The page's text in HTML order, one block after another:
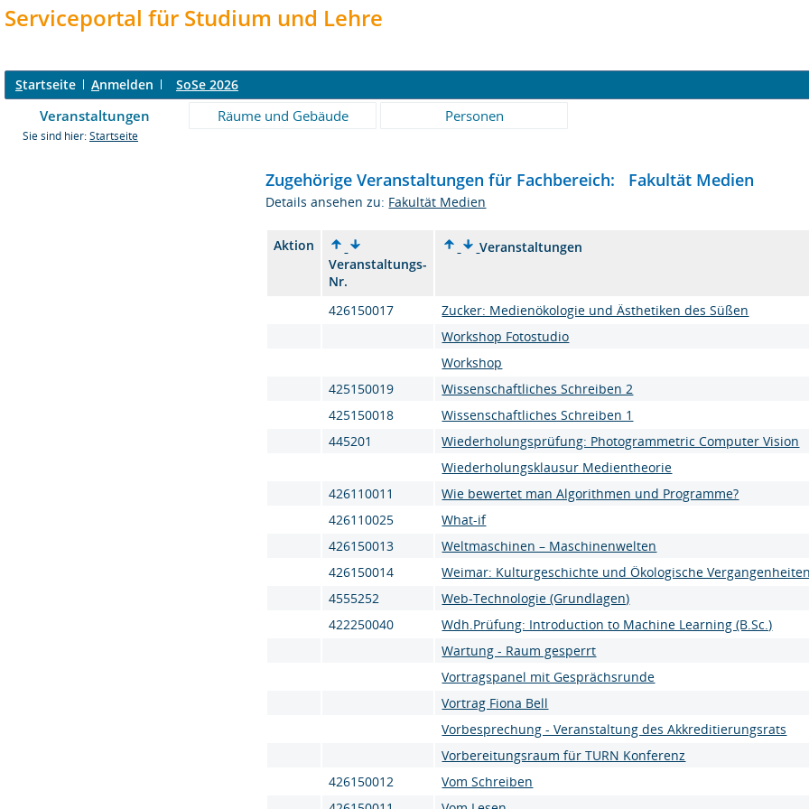
Serviceportal für Studium und Lehre
Startseite Anmelden SoSe 2026
Veranstaltungen Räume und Gebäude Personen
Sie sind hier: Startseite
Zugehörige Veranstaltungen für Fachbereich: Fakultät Medien
Details ansehen zu: Fakultät Medien
Aktion
Veranstaltungs-
Nr.
Veranstaltungen
426150017
Zucker: Medienökologie und Ästhetiken des Süßen
Workshop Fotostudio
Workshop
425150019
Wissenschaftliches Schreiben 2
425150018
Wissenschaftliches Schreiben 1
445201
Wiederholungsprüfung: Photogrammetric Computer Vision
Wiederholungsklausur Medientheorie
426110011
Wie bewertet man Algorithmen und Programme?
426110025
What-if
426150013
Weltmaschinen – Maschinenwelten
426150014
Weimar: Kulturgeschichte und Ökologische
4555252
Web-Technologie (Grundlagen)
422250040
Wdh.Prüfung: Introduction to Machine Learning (B.Sc.)
Wartung - Raum gesperrt
Vortragspanel mit Gesprächsrunde
Vortrag Fiona Bell
Vorbesprechung - Veranstaltung des Akkreditierungsrats
Vorbereitungsraum für TURN Konferenz
426150012
Vom Schreiben